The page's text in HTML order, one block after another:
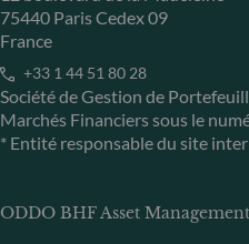
75440 Paris Cedex 09
France
+33 1 44 51 80 28
Société de Gestion de
Marchés Financiers sous le
* Entité responsable du site
ODDO BHF Asset